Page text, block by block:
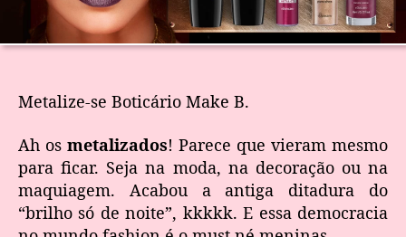
Metalize-se Boticário Make B.
Ah os metalizados! Parece que vieram mesmo
para ficar. Seja na moda, na decoração ou na
maquiagem. Acabou a antiga ditadura do
“brilho só de noite”, kkkkk. E essa democracia